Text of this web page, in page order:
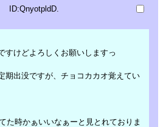
ID:QnyotpldD.
すけどよろしくお願いしますっ
期出没ですが、チョコカカオ覚えてい
た時かぁいいなぁーと見とれておりま